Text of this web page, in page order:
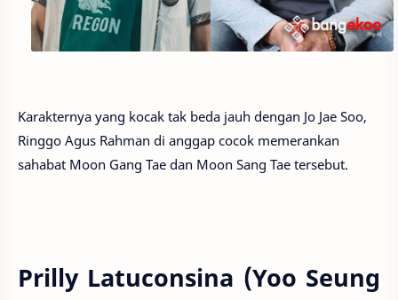
Karakternya yang kocak tak beda jauh dengan Jo Jae Soo,
Ringgo Agus Rahman di anggap cocok memerankan
sahabat Moon Gang Tae dan Moon Sang Tae tersebut.
Prilly Latuconsina (Yoo Seung